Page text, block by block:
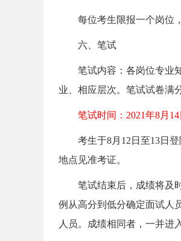
每位考生限报一个岗位，
六、笔试
笔试内容：各岗位专业知
业、相应层次。笔试试卷满
笔试时间：2021年8月14
考生于8月12日至13日登
地点见准考证。
笔试结束后，成绩将及时
例从高分到低分确定面试人
人员。成绩相同者，一并进